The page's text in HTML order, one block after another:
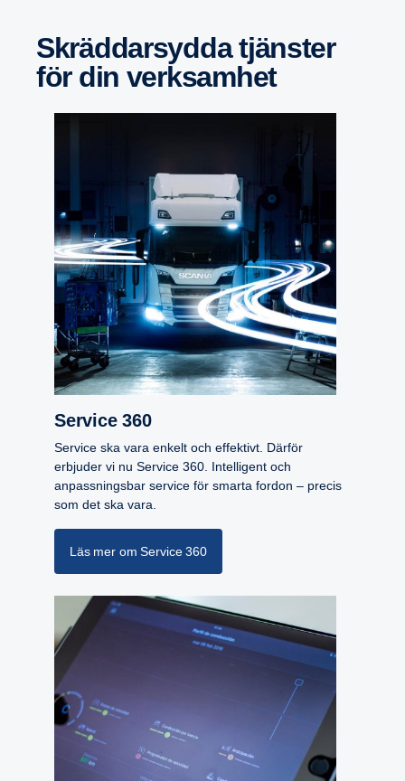
Skräd­dar­sydda tjänster
för din verksamhet
Service 360
Service ska vara enkelt och effektivt. Därför
erbjuder vi nu Service 360. Intelligent och
anpassningsbar service för smarta fordon – precis
som det ska vara.
Läs mer om Service 360